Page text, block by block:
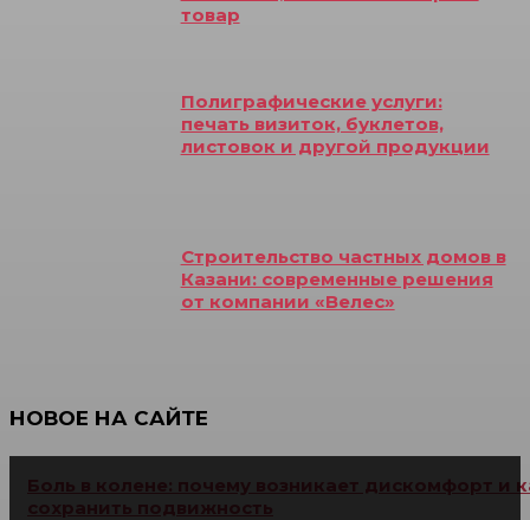
товар
Полиграфические услуги:
печать визиток, буклетов,
листовок и другой продукции
Строительство частных домов в
Казани: современные решения
от компании «Велес»
НОВОЕ НА САЙТЕ
Боль в колене: почему возникает дискомфорт и
сохранить подвижность